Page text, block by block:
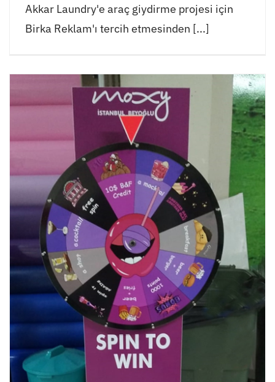
Akkar Laundry'e araç giydirme projesi için
Birka Reklam'ı tercih etmesinden [...]